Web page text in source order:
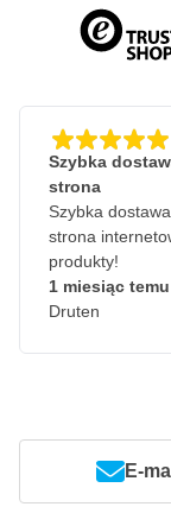
Farba High
Opatentowany
Ta powłoka
Szybka
strona
Szybka
strona
produkty!
1 miesiąc temu
Druten
E-